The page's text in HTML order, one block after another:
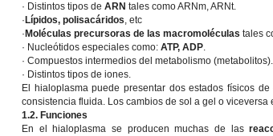
· Distintos tipos de ARN tales como ARNm, ARNt.
· Lípidos, polisacáridos, etc
· Moléculas precursoras de las macromoléculas tales
· Nucleótidos especiales como: ATP, ADP.
· Compuestos intermedios del metabolismo (metabolitos).
· Distintos tipos de iones.
El hialoplasma puede presentar dos estados físicos de
consistencia fluida. Los cambios de sol a gel o
1.2. Funciones
En el hialoplasma se producen muchas de las